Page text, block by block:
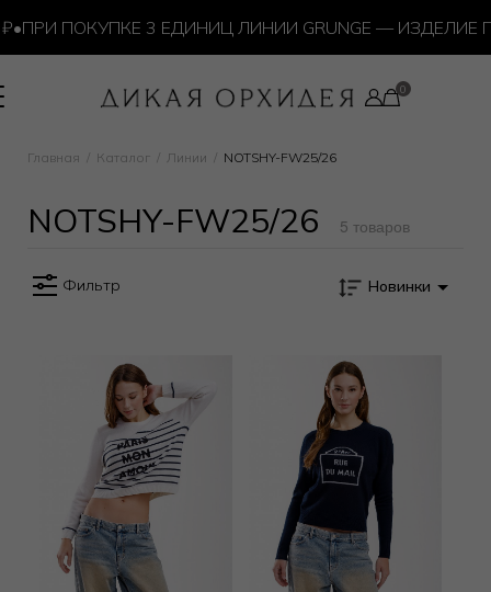
ПРИ ПОКУПКЕ 3 ЕДИНИЦ ЛИНИИ GRUNGE — ИЗДЕЛИЕ
Главная Каталог Линии NOTSHY-FW25/26
NOTSHY-FW25/26 5 товаров
Фильтр Новинки